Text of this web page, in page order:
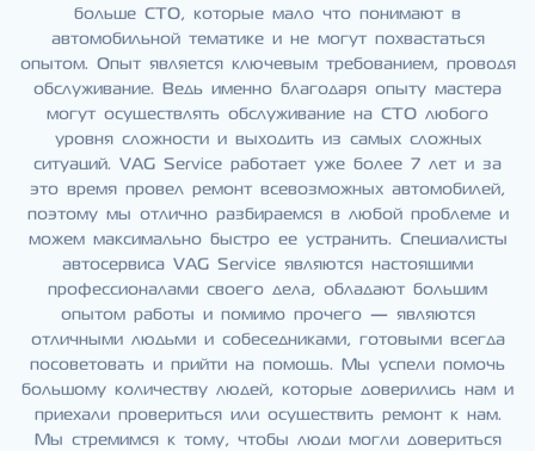
больше СТО, которые мало что понимают в
автомобильной тематике и не могут похвастаться
опытом. Опыт является ключевым требованием, проводя
обслуживание. Ведь именно благодаря опыту мастера
могут осуществлять обслуживание на СТО любого
уровня сложности и выходить из самых сложных
ситуаций. VAG Service работает уже более 7 лет и за
это время провел ремонт всевозможных автомобилей,
поэтому мы отлично разбираемся в любой проблеме и
можем максимально быстро ее устранить. Специалисты
автосервиса VAG Service являются настоящими
профессионалами своего дела, обладают большим
опытом работы и помимо прочего — являются
отличными людьми и собеседниками, готовыми всегда
посоветовать и прийти на помощь. Мы успели помочь
большому количеству людей, которые доверились нам и
приехали провериться или осуществить ремонт к нам.
Мы стремимся к тому, чтобы люди могли довериться